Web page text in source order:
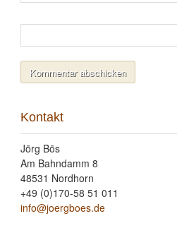
Kontakt
Jörg Bös
Am Bahndamm 8
48531 Nordhorn
+49 (0)170-58 51 011
info@joergboes.de